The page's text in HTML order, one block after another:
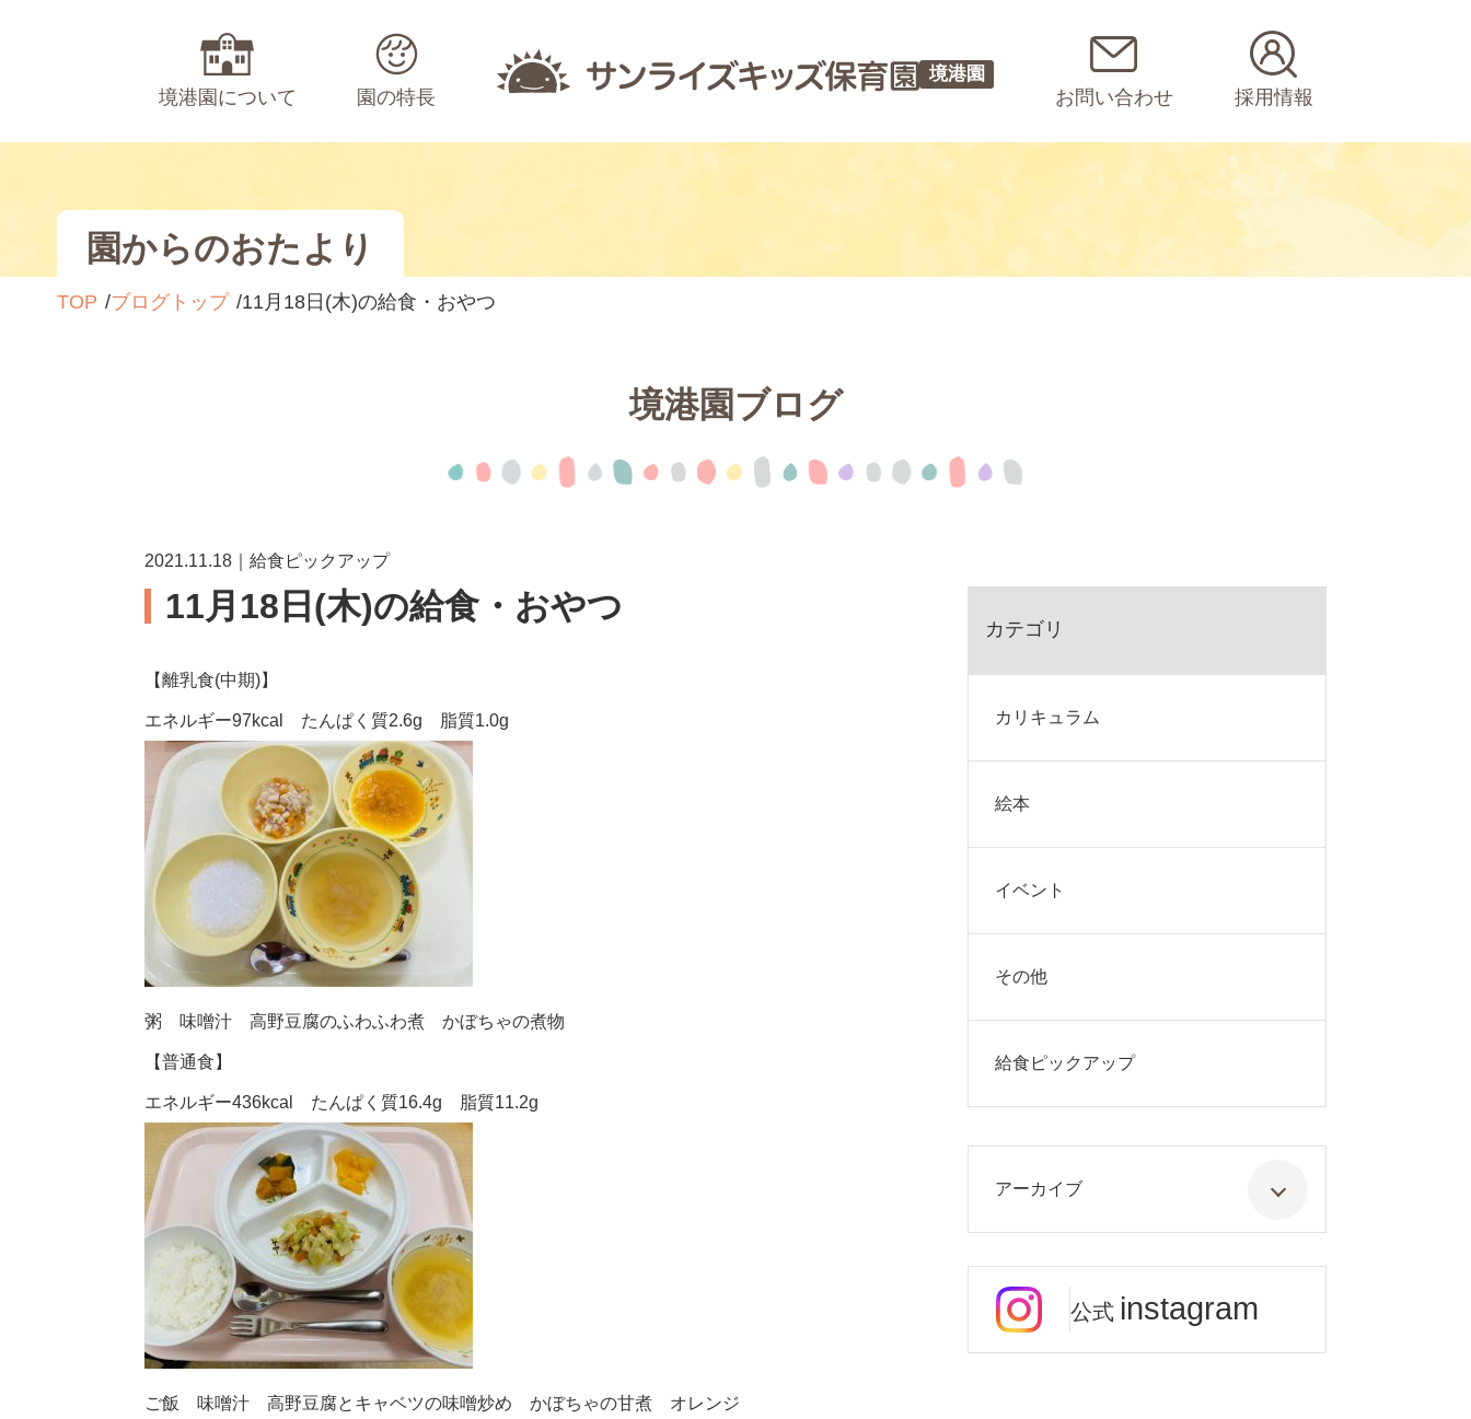
境港園について 園の特長
境港園
お問い合わせ 採用情報
園からのおたより
TOP ブログトップ 11月18日(木)の給食・おやつ
境港園ブログ
2021.11.18｜給食ピックアップ
11月18日(木)の給食・おやつ
【離乳食(中期)】
エネルギー97kcal たんぱく質2.6g 脂質1.0g
粥 味噌汁 高野豆腐のふわふわ煮 かぼちゃの煮物
【普通食】
エネルギー436kcal たんぱく質16.4g 脂質11.2g
ご飯 味噌汁 高野豆腐とキャベツの味噌炒め かぼちゃの甘煮 オレンジ
カテゴリ
カリキュラム
絵本
イベント
その他
給食ピックアップ
アーカイブ
公式 instagram